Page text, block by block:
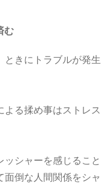
む
ときにトラブルが発生
る揉め事はストレス
ッシャーを感じること
面倒な人間関係をシャ